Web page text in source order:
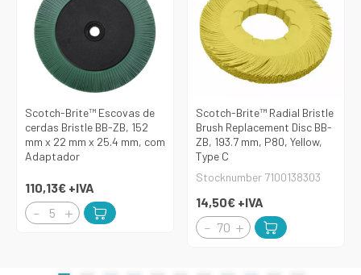
Scotch-Brite™ Escovas de
cerdas Bristle BB-ZB, 152
mm x 22 mm x 25.4 mm, com
Adaptador
110,13€ +IVA
Scotch-Brite™ Radial Bristle
Brush Replacement Disc BB-
ZB, 193.7 mm, P80, Yellow,
Type C
Stocknumber 7100138303
14,50€ +IVA